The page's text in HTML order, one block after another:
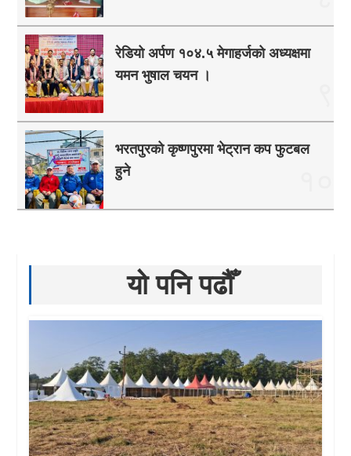
रेडियो अर्पण १०४.५ मेगाहर्जको अध्यक्षमा
यमन भुषाल चयन ।
भरतपुरको कृष्णपुरमा भेट्रान कप फुटबल
हुने
यो पनि पढौँ